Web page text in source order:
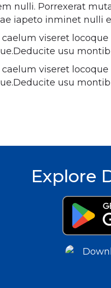
nulli. Porrexerat
iapeto inminet nulli
viseret
usu
viseret
usu
Explore